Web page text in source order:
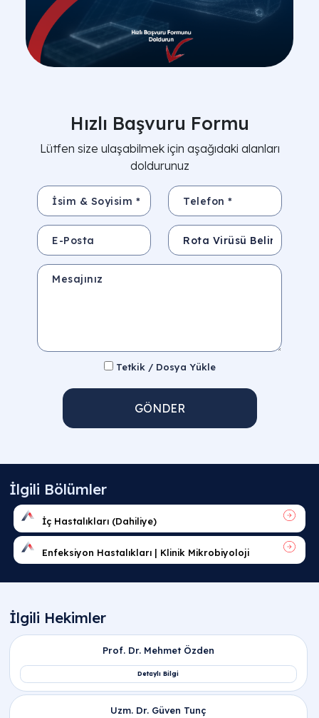
Hızlı Başvuru Formu
Lütfen size ulaşabilmek için aşağıdaki alanları
doldurunuz
İsim & Soyisim * Telefon *
E-Posta Konu
Mesajınız
Tetkik / Dosya Yükle
GÖNDER